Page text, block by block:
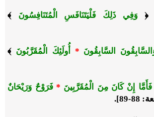
﴿ وَفِي ذَلِكَ فَلْيَتَنَافَسِ الْمُتَنَافِسُونَ ﴾
السَّابِقُونَ * أُولَئِكَ الْمُقَرَّبُونَ ﴾
فَأَمَّا إِنْ كَانَ مِنَ الْمُقَرَّبِينَ *فَرَوْحٌ وَرَيْحَانٌ
89].